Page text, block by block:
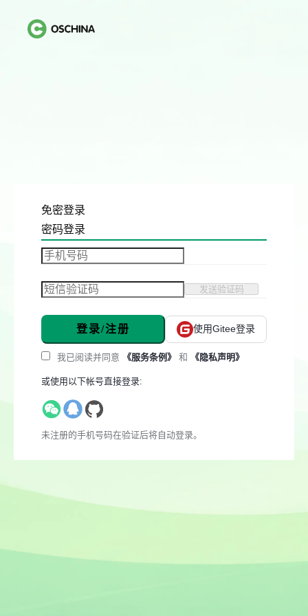
免密登录
密码登录
发送验证码
登录/注册 使用Gitee登录
我已阅读并同意 《服务条例》 和 《隐私声明》
或使用以下帐号直接登录:
未注册的手机号码在验证后将自动登录。